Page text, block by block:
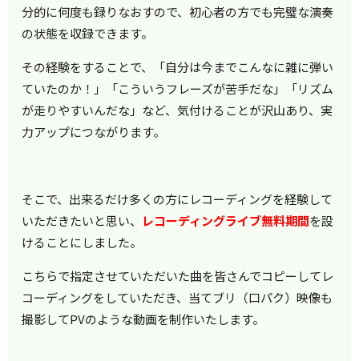
分的に何度も録りなおすので、初心者の方でも完璧な演奏
の状態を収録できます。
その経験をすることで、「自分は今までこんなに雑に弾い
ていたのか！」「こういうフレーズが苦手だな」「リズム
が走りやすいんだな」など、気付けることが沢山あり、実
力アップにつながります。
そこで、出来るだけ多くの方にレコーディングを経験して
いただきたいと思い、
レコーディングライブ無料期間を設
けることにしました。
こちらで指定させていただいた曲を皆さんでコピーしてレ
コーディングをしていただき、当てブリ（口パク）映像も
撮影してPVのような動画を制作いたします。